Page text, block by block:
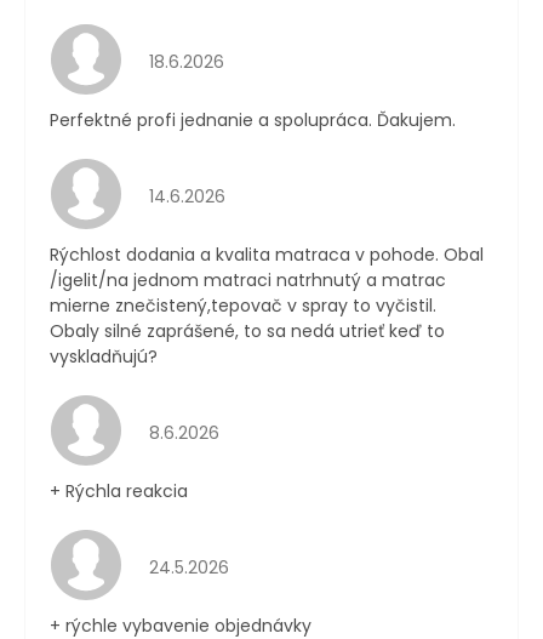
Hodnotenie obchodu je 5 z 5 hviezdičiek.
18.6.2026
Perfektné profi jednanie a spolupráca. Ďakujem.
Hodnotenie obchodu je 4 z 5 hviezdičiek.
14.6.2026
Rýchlost dodania a kvalita matraca v pohode. Obal
/igelit/na jednom matraci natrhnutý a matrac
mierne znečistený,tepovač v spray to vyčistil.
Obaly silné zaprášené, to sa nedá utrieť keď to
vyskladňujú?
Hodnotenie obchodu je 4 z 5 hviezdičiek.
8.6.2026
+ Rýchla reakcia
Hodnotenie obchodu je 5 z 5 hviezdičiek.
24.5.2026
+ rýchle vybavenie objednávky